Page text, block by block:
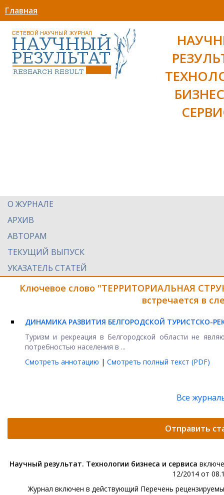
Главная
О ЖУРНАЛЕ
АРХИВ
АВТОРАМ
ТЕКУЩИЙ ВЫПУСК
УКАЗАТЕЛЬ СТАТЕЙ
Ключевое слово "ТЕРРИТОРИАЛЬНАЯ
встречается в
ДИНАМИКА РАЗВИТИЯ БЕЛГОРОДСКОЙ ТУРИСТСКО-
Туризм и рекреация в Белгородской области не
потребностью населения в ...
Смотреть аннотацию | Смотреть полный текст (PDF)
Все
Отправить
Научный результат. Технологии бизнеса и сервиса
12/2014 от
Журнал включен в действующий Перечень